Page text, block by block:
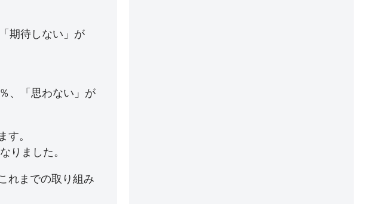
期待しない」が
、「思わない」が
す。
りました。
れまでの取り組み